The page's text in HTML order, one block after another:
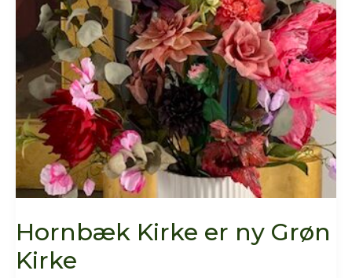
det
grønne
netværk!
Hornbæk Kirke er ny Grøn
Kirke